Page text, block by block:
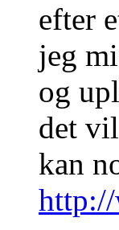
efter
jeg
og
det
kan